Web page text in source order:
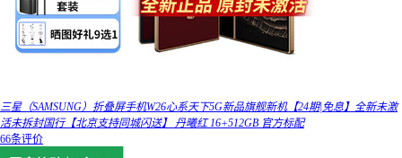
三星（SAMSUNG）折叠屏手机W26心系天下5G新品旗舰新机【24期|免息】全新未激
活未拆封国行【北京支持同城闪送】 丹曦红 16+512GB 官方标配
66条评价